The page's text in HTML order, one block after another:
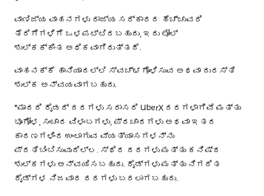
ವಾಣಿಜ್ಯ ವಾಹನಗಳು ರಾಜ್ಯ ಸರ್ಕಾರದ ಹೆಚ್ಚುವರಿ
ತೆರಿಗೆಗಳಿಗೆ ಒಳಪಟ್ಟಿರಬಹುದು, ಇದು ಟೋಲ್
ಶುಲ್ಕಕ್ಕಿಂತ ಅಧಿಕವಾಗಿರುತ್ತದೆ.
ವಾಹನಕ್ಕೆ ಹಾನಿಯಾದಲ್ಲಿ ಸ್ವಚ್ಛಗೊಳಿಸುವ ಅಥವಾ ದುರಸ್ತಿ
ಶುಲ್ಕ ಅನ್ವಯವಾಗಬಹುದು.
*ಮಾದರಿ ರೈಡರ್ ದರಗಳು ಸರಾಸರಿ UberX ದರಗಳಾಗಿವೆ ಮತ್ತು
ಭೂಗೋಳ, ಸಂಚಾರ ವಿಳಂಬಗಳು, ಪ್ರಚಾರಗಳು ಅಥವಾ ಇತರ
ಕಾರಣಗಳಿಂದ ಉಂಟಾಗುವ ವ್ಯತ್ಯಾಸಗಳನ್ನು
ಪ್ರತಿಬಿಂಬಿಸುವುದಿಲ್ಲ. ಸ್ಥಿರ ದರಗಳು ಮತ್ತು ಕನಿಷ್ಠ
ಶುಲ್ಕಗಳು ಅನ್ವಯಿಸಬಹುದು. ರೈಡ್‌ಗಳು ಮತ್ತು ನಿಗದಿತ
ರೈಡ್‌ಗಳ ನಿಜವಾದ ದರಗಳು ಬದಲಾಗಬಹುದು.